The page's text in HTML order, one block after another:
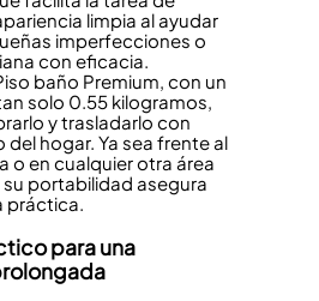
limpia al ayudar
imperfecciones o
con eficacia.
baño Premium, con un
solo 0.55 kilogramos,
y trasladarlo con
hogar. Ya sea frente al
o en cualquier otra área
portabilidad asegura
práctica.
para una